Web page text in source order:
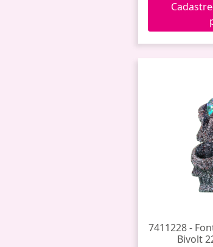
7411228 -
Bivolt